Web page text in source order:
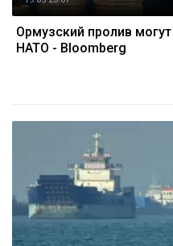
Ормузский пролив
НАТО - Bloomberg